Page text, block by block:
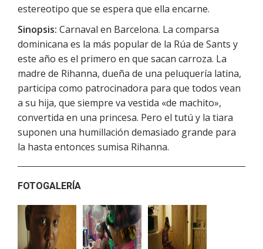
estereotipo que se espera que ella encarne.
Sinopsis: Carnaval en Barcelona. La comparsa
dominicana es la más popular de la Rúa de Sants y
este año es el primero en que sacan carroza. La
madre de Rihanna, dueña de una peluquería latina,
participa como patrocinadora para que todos vean
a su hija, que siempre va vestida «de machito»,
convertida en una princesa. Pero el tutú y la tiara
suponen una humillación demasiado grande para
la hasta entonces sumisa Rihanna.
FOTOGALERÍA